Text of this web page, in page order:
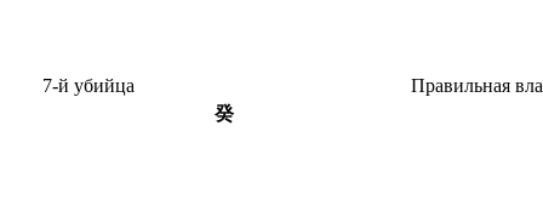
7-й убийца
Пра­виль­ная
癸